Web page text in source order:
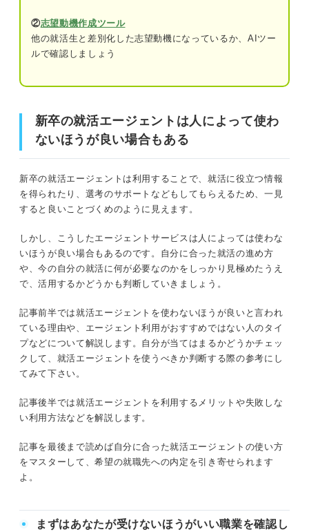
きちんと面談をすれば希望に合った企業を
紹介してくれる
就活で不安なことがあれば相談に乗ってく
使わないほうが良い就活エージェントの見分け方に
ついてアドバイザーが解説！
き人の5つのパターン
①就活を一からサポートしてほしいと思っ
ている
②希望企業やキャリアビジョンが不明確で
ある
③就活のスタートが出遅れて焦っている
⑤面接やESに不安がある
エージェントを活用して就活を成功させるためのコ
就活がどの段階まで進んでいるかを把握し
②志望動機作成ツール
他の就活生と差別化した志望動機になっているか、AIツー
ルで確認しましょう
新卒の就活エージェントは人によって使わ
ないほうが良い場合もある
新卒の就活エージェントは利用することで、就活に役立つ情報
を得られたり、選考のサポートなどもしてもらえるため、一見
すると良いことづくめのように見えます。
しかし、こうしたエージェントサービスは人によっては使わな
いほうが良い場合もあるのです。自分に合った就活の進め方
や、今の自分の就活に何が必要なのかをしっかり見極めたうえ
で、活用するかどうかも判断していきましょう。
記事前半では就活エージェントを使わないほうが良いと言われ
ている理由や、エージェント利用がおすすめではない人のタイ
プなどについて解説します。自分が当てはまるかどうかチェッ
クして、就活エージェントを使うべきか判断する際の参考にし
てみて下さい。
記事後半では就活エージェントを利用するメリットや失敗しな
い利用方法などを解説します。
記事を最後まで読めば自分に合った就活エージェントの使い方
をマスターして、希望の就職先への内定を引き寄せられます
よ。
まずはあなたが受けないほうがいい職業を確認し
①必ず希望に合った企業を紹介されるわけではないから
④就活エージェントでは応募できない企業があるから
良い人とは？
①自分のペースで就活を進めていきたい人
②今後の就活の軸がすでに明確である人
③希望する企業がすでに決まっている人
⑤サポートツールとしてでなく就活をすべて任せたいと考えて
いる人
得られるメリット
きちんと面談をすれば希望に合った企業を紹介してくれる
インターンシップや早期選考の案内をしてくれる